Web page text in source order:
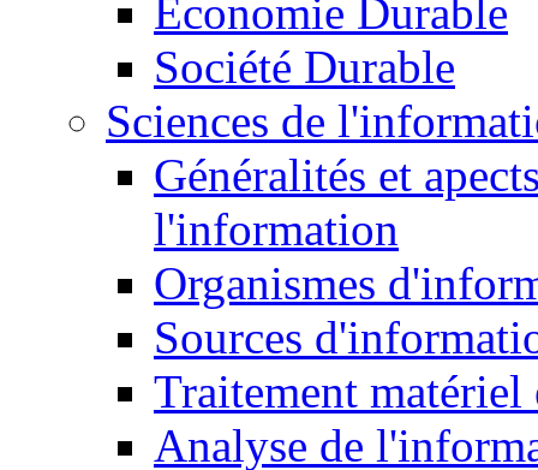
Economie Durable
Société Durable
Sciences de
Généralités et
l'information
Organismes
Sources
Traitement matériel
Analyse de